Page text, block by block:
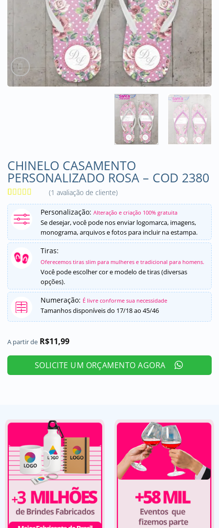
CHINELO CASAMENTO
PERSONALIZADO ROSA – COD 2380
Avaliado
como
5, com
baseado em
1
avaliação de
cliente
(1 avaliação de cliente)
Personalização: Alteração e criação 100% gratuita
Se desejar, você pode nos enviar logomarca, imagens,
monograma, arquivos e fotos para incluir na estampa.
Tiras:
Oferecemos tiras slim para mulheres e tradicional para homens.
Você pode escolher cor e modelo de tiras (diversas
opções).
Numeração: É livre conforme sua necessidade
Tamanhos disponíveis do 17/18 ao 45/46
A partir de R$11,99
SOLICITE UM ORÇAMENTO AGORA